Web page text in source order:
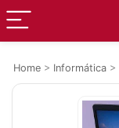
Home > Informática >